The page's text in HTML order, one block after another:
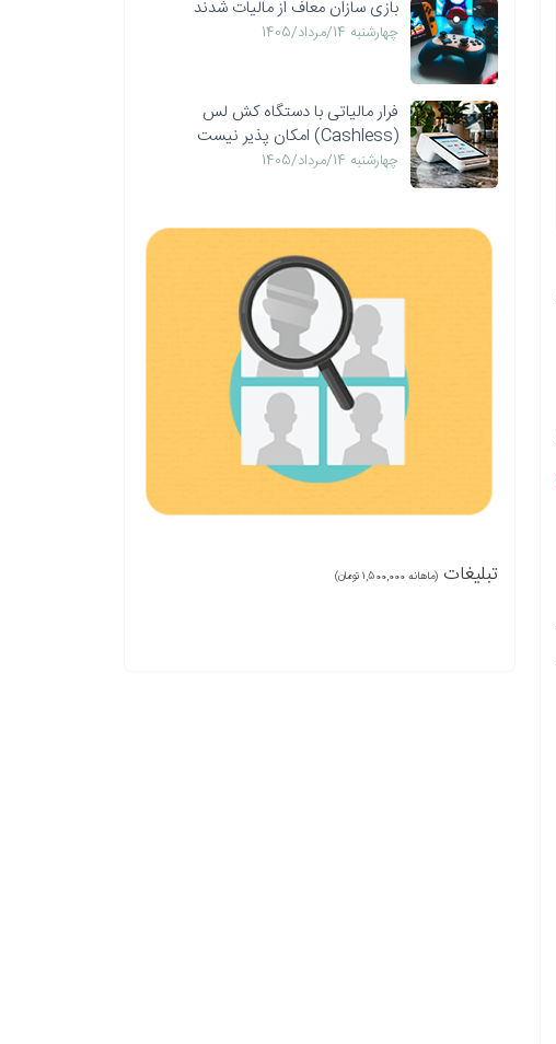
بازی سازان معاف از مالیات شدند
چهارشنبه 14/مرداد/1405
فرار مالیاتی با دستگاه کش لس
(Cashless) امکان پذیر نیست
چهارشنبه 14/مرداد/1405
تبلیغات (ماهانه 1,500,000 تومان)